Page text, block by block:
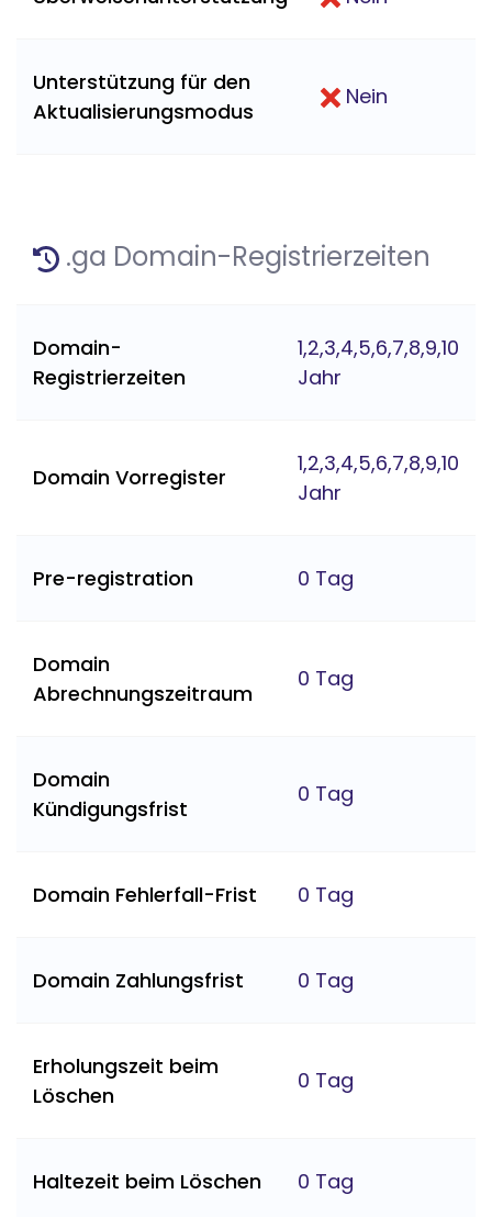
Unterstützung für den
Aktualisierungsmodus
Nein
.ga Domain-Registrierzeiten
Domain-
Registrierzeiten
1,2,3,4,5,6,7,8,9,10
Jahr
Domain Vorregister
1,2,3,4,5,6,7,8,9,10
Jahr
Pre-registration 0 Tag
Domain
Abrechnungszeitraum
0 Tag
Domain
Kündigungsfrist
0 Tag
Domain Fehlerfall-Frist 0 Tag
Domain Zahlungsfrist 0 Tag
Erholungszeit beim
Löschen
0 Tag
Haltezeit beim Löschen 0 Tag